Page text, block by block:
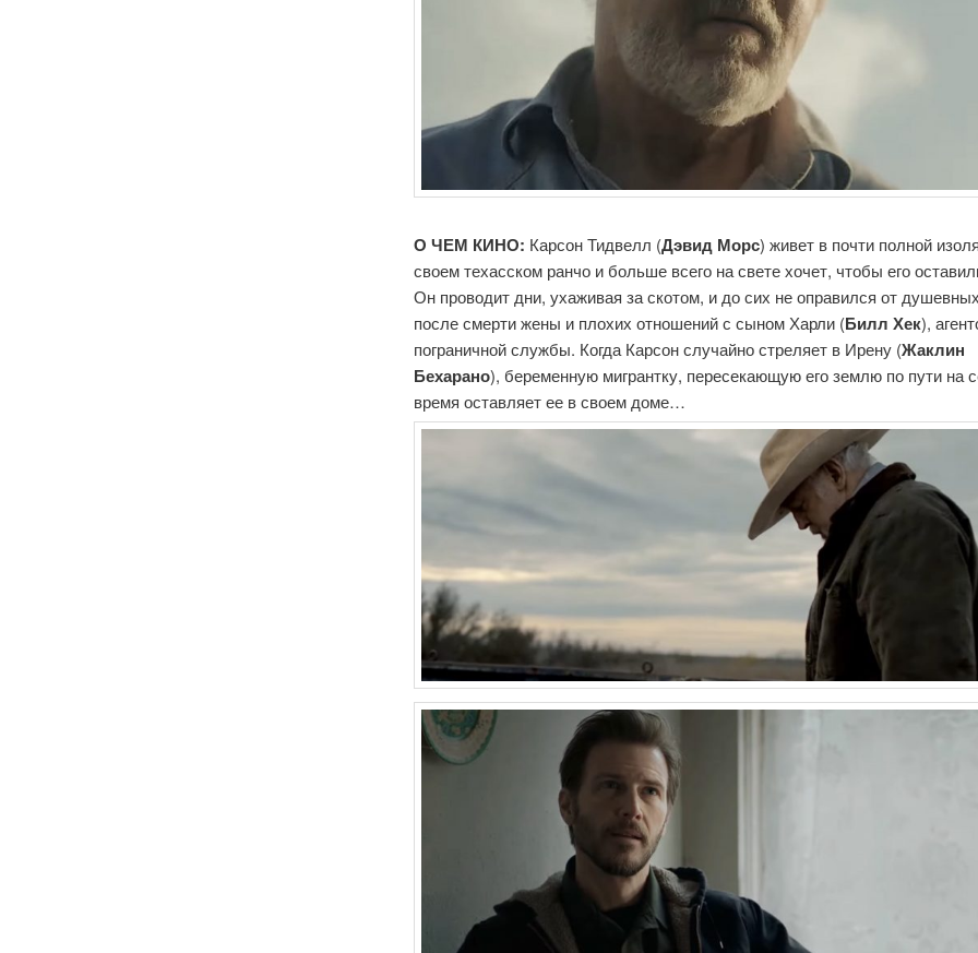
О ЧЕМ КИНО: Карсон Тидвелл (Дэвид Морс) живет в почти полной
своем техасском ранчо и больше всего на свете хочет, чтобы его
Он проводит дни, ухаживая за скотом, и до сих не оправился от
после смерти жены и плохих отношений с сыном Харли (Билл Хек),
пограничной службы. Когда Карсон случайно стреляет в Ирену (Жаклин
Бехарано), беременную мигрантку, пересекающую его землю по пути на
время оставляет ее в своем доме…